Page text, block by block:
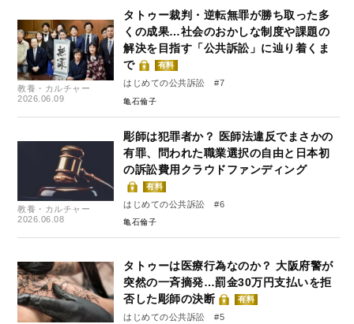
教養・カルチャー
2026.06.09
タトゥー裁判・逆転無罪が勝ち取った多
くの成果…社会のおかしな制度や課題の
解決を目指す「公共訴訟」に辿り着くま
で
有料
はじめての公共訴訟 #7
亀石倫子
教養・カルチャー
2026.06.08
彫師は犯罪者か？ 医師法違反でまさかの
有罪、問われた職業選択の自由と日本初
の訴訟費用クラウドファンディング
有料
はじめての公共訴訟 #6
亀石倫子
タトゥーは医療行為なのか？ 大阪府警が
突然の一斉摘発…罰金30万円支払いを拒
否した彫師の決断
有料
はじめての公共訴訟 #5